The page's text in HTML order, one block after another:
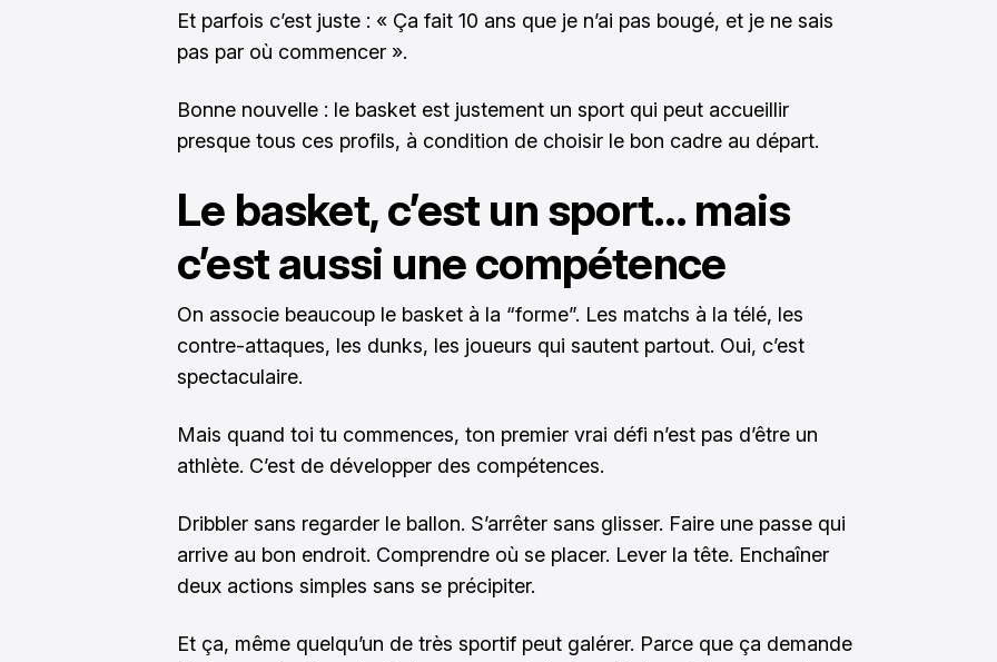
Et parfois c’est juste : « Ça fait 10 ans que je n’ai pas bougé, et je ne sais
pas par où commencer ».
Bonne nouvelle : le basket est justement un sport qui peut accueillir
presque tous ces profils, à condition de choisir le bon cadre au départ.
Le basket, c’est un sport… mais
c’est aussi une compétence
On associe beaucoup le basket à la “forme”. Les matchs à la télé, les
contre-attaques, les dunks, les joueurs qui sautent partout. Oui, c’est
spectaculaire.
Mais quand toi tu commences, ton premier vrai défi n’est pas d’être un
athlète. C’est de développer des compétences.
Dribbler sans regarder le ballon. S’arrêter sans glisser. Faire une passe qui
arrive au bon endroit. Comprendre où se placer. Lever la tête. Enchaîner
deux actions simples sans se précipiter.
Et ça, même quelqu’un de très sportif peut galérer. Parce que ça demande